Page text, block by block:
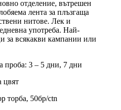
отделение, вътрешен
лента за плъзгаща
нитове. Лек и
употреба. Най-
за всякакви кампании или
проба: 3 – 5 дни, 7 дни
цвят
торба, 50бр/ctn